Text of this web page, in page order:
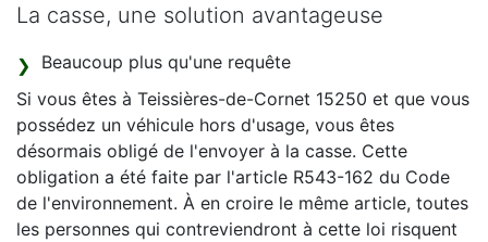
La casse, une solution avantageuse
Beaucoup plus qu'une requête
Si vous êtes à Teissières-de-Cornet 15250 et que vous
possédez un véhicule hors d'usage, vous êtes
désormais obligé de l'envoyer à la casse. Cette
obligation a été faite par l'article R543-162 du Code
de l'environnement. À en croire le même article, toutes
les personnes qui contreviendront à cette loi risquent